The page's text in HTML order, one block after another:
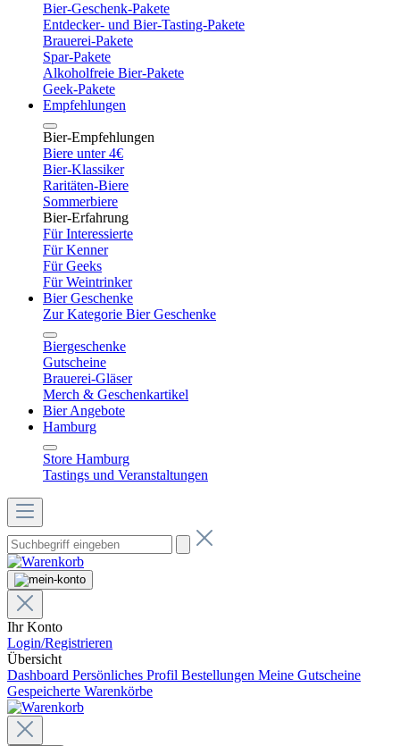
Bier-Geschenk-Pakete
Entdecker- und Bier-Tasting-Pakete
Brauerei-Pakete
Spar-Pakete
Alkoholfreie Bier-Pakete
Geek-Pakete
Empfehlungen
Bier-Empfehlungen
Biere unter 4€
Bier-Klassiker
Raritäten-Biere
Sommerbiere
Bier-Erfahrung
Für Interessierte
Für Kenner
Für Geeks
Für Weintrinker
Bier Geschenke
Zur Kategorie Bier Geschenke
Biergeschenke
Gutscheine
Brauerei-Gläser
Merch & Geschenkartikel
Bier Angebote
Hamburg
Store Hamburg
Tastings und Veranstaltungen
Ihr Konto
Login/Registrieren
Übersicht
Dashboard Persönliches Profil Bestellungen Meine Gutscheine
Gespeicherte Warenkörbe